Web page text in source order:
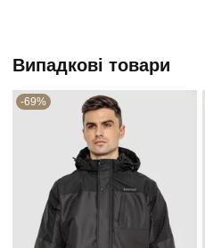
Випадкові товари
-69%